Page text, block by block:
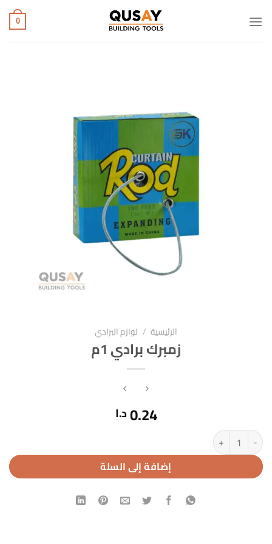
للمحتوى
0
الرئيسية / لوازم البرادي
زمبرك برادي 1م
0.24د.ا
كمية زمبرك برادي 1م
إضافة إلى السلة